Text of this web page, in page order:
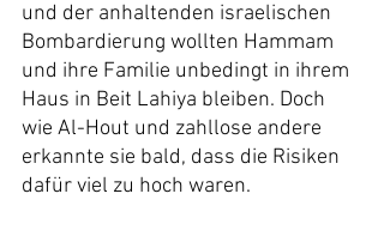
und der anhaltenden israelischen
Bombardierung wollten Hammam
und ihre Familie unbedingt in ihrem
Haus in Beit Lahiya bleiben. Doch
wie Al-Hout und zahllose andere
erkannte sie bald, dass die Risiken
dafür viel zu hoch waren.